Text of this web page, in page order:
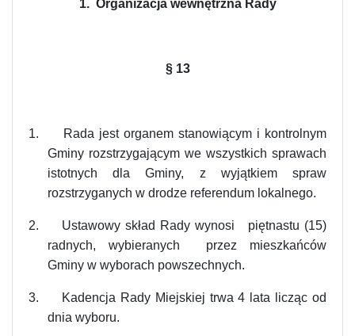
1. Organizacja wewnętrzna Rady
§ 13
1.
Rada jest organem stanowiącym i kontrolnym
Gminy rozstrzygającym we wszystkich sprawach
istotnych dla Gminy, z wyjątkiem spraw
rozstrzyganych w drodze referendum lokalnego.
2.
Ustawowy skład Rady wynosi piętnastu (15)
radnych, wybieranych przez mieszkańców
Gminy w wyborach powszechnych.
3.
Kadencja Rady Miejskiej trwa 4 lata licząc od
dnia wyboru.